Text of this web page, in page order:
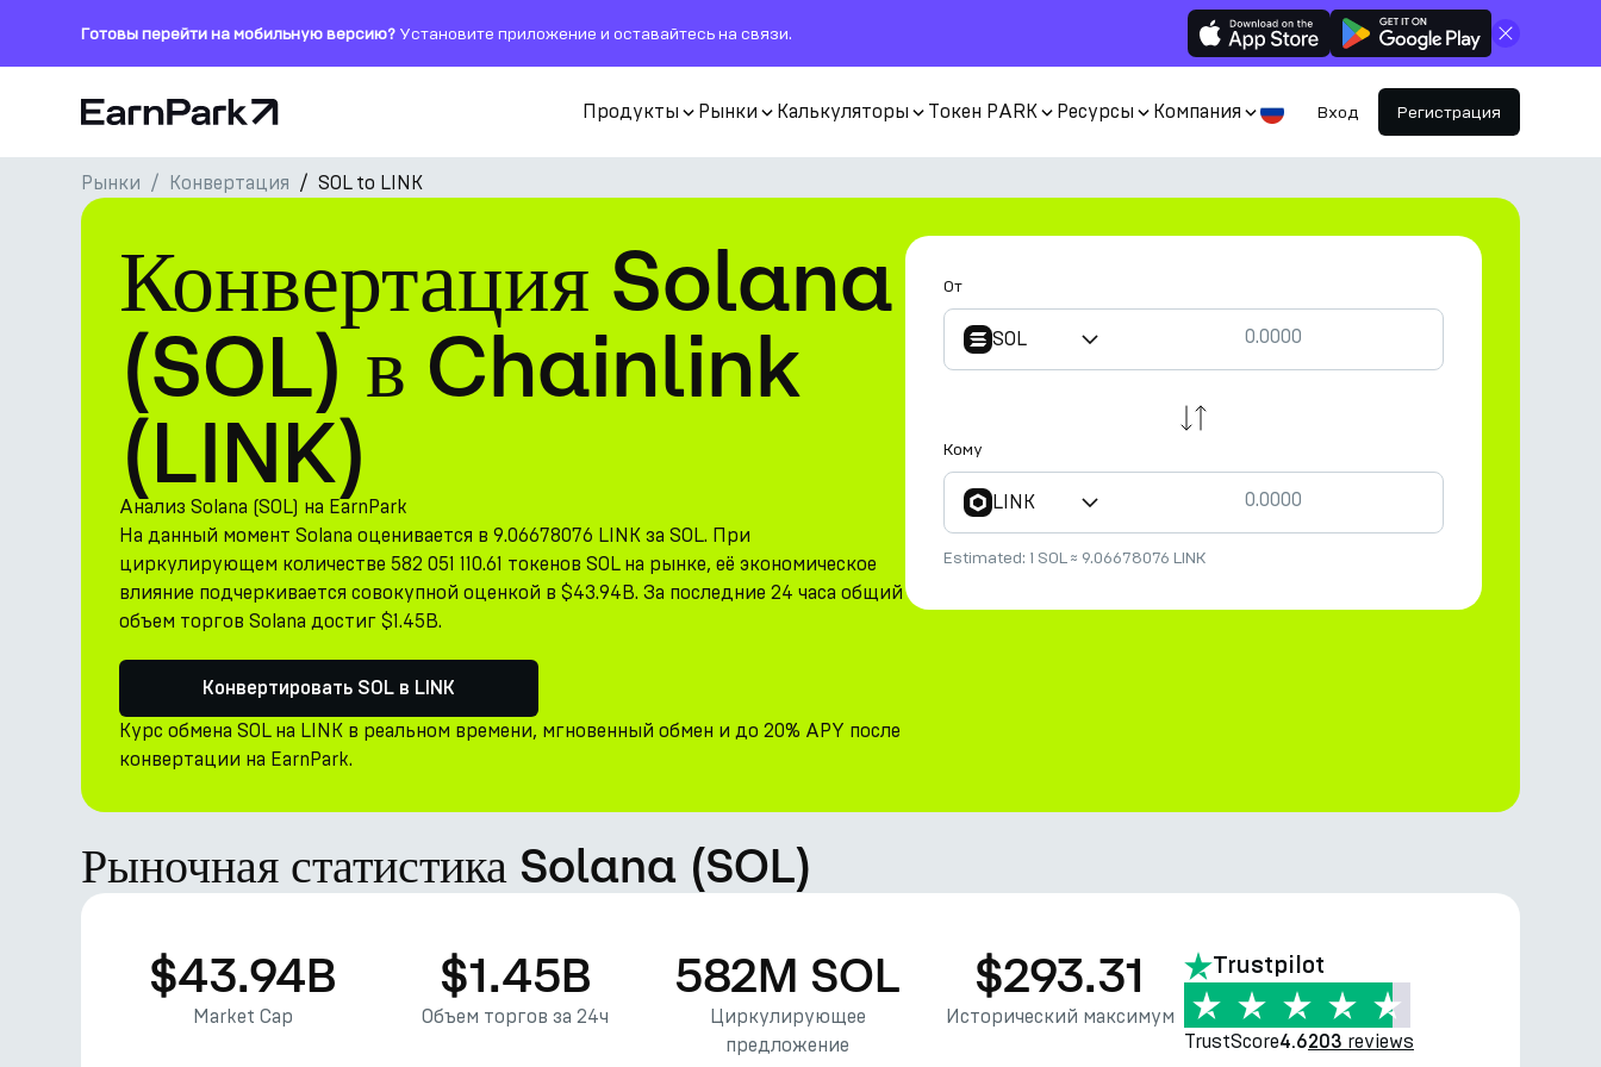
Готовы перейти на мобильную версию? Установите приложение и оставайтесь на связи. Закрыть
Главная страница Продукты Рынки Калькуляторы Токен PARK Ресурсы Компания Вход Регистрация
Продукты
Рынки
Калькуляторы
Токен PARK
Ресурсы
Компания
Рынки Конвертация SOL to LINK
Конвертация Solana
(SOL) в Chainlink
(LINK)
Анализ Solana (SOL) на EarnPark
На данный момент Solana оценивается в 9.06678076 LINK за SOL. При
циркулирующем количестве 582 051 110.61 токенов SOL на рынке, её экономическое
влияние подчеркивается совокупной оценкой в $43.94B. За последние 24 часа общий
объем торгов Solana достиг $1.45B.
Конвертировать SOL в LINK
Курс обмена SOL на LINK в реальном времени, мгновенный обмен и до 20% APY после
конвертации на EarnPark.
От
SOL
Кому
LINK
Estimated: 1 SOL≈ 9.06678076 LINK
Рыночная статистика Solana (SOL)
$43.94B
Market Cap
$1.45B
Объем торгов за 24ч
582M SOL
Циркулирующее
предложение
$293.31
Исторический максимум
Trustpilot
TrustScore4.6203 reviews